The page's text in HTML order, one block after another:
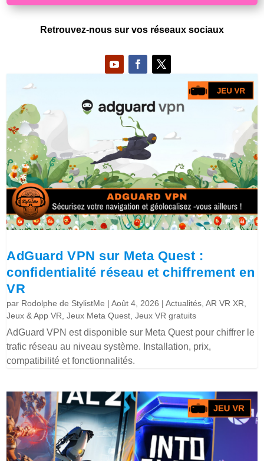
Retrouvez-nous sur vos réseaux sociaux
AdGuard VPN sur Meta Quest :
confidentialité réseau et chiffrement en
VR
par Rodolphe de StylistMe |Août 4, 2026 |Actualités ,AR VR XR
Jeux & App VR ,Jeux Meta Quest ,Jeux VR gratuits
AdGuard VPN est disponible sur Meta Quest pour chiffrer le
trafic réseau au niveau système. Installation, prix,
compatibilité et fonctionnalités.